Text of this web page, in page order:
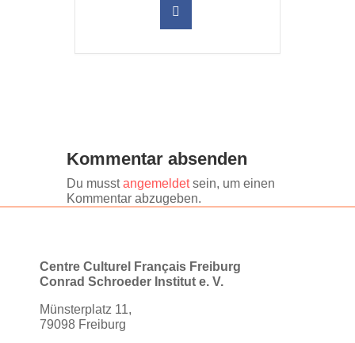
Kommentar absenden
Du musstangemeldetsein, um einen
Kommentar abzugeben.
Centre Culturel Français Freiburg
Conrad Schroeder Institut e. V.
Münsterplatz 11,
79098 Freiburg